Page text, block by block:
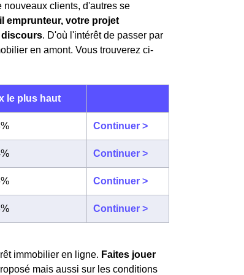
nouveaux clients, d'autres se
emprunteur, votre projet
discours. D'où l'intérêt de passer par
en amont. Vous trouverez ci-
le plus haut
Continuer >
Continuer >
Continuer >
Continuer >
immobilier en ligne. Faites jouer
mais aussi sur les conditions